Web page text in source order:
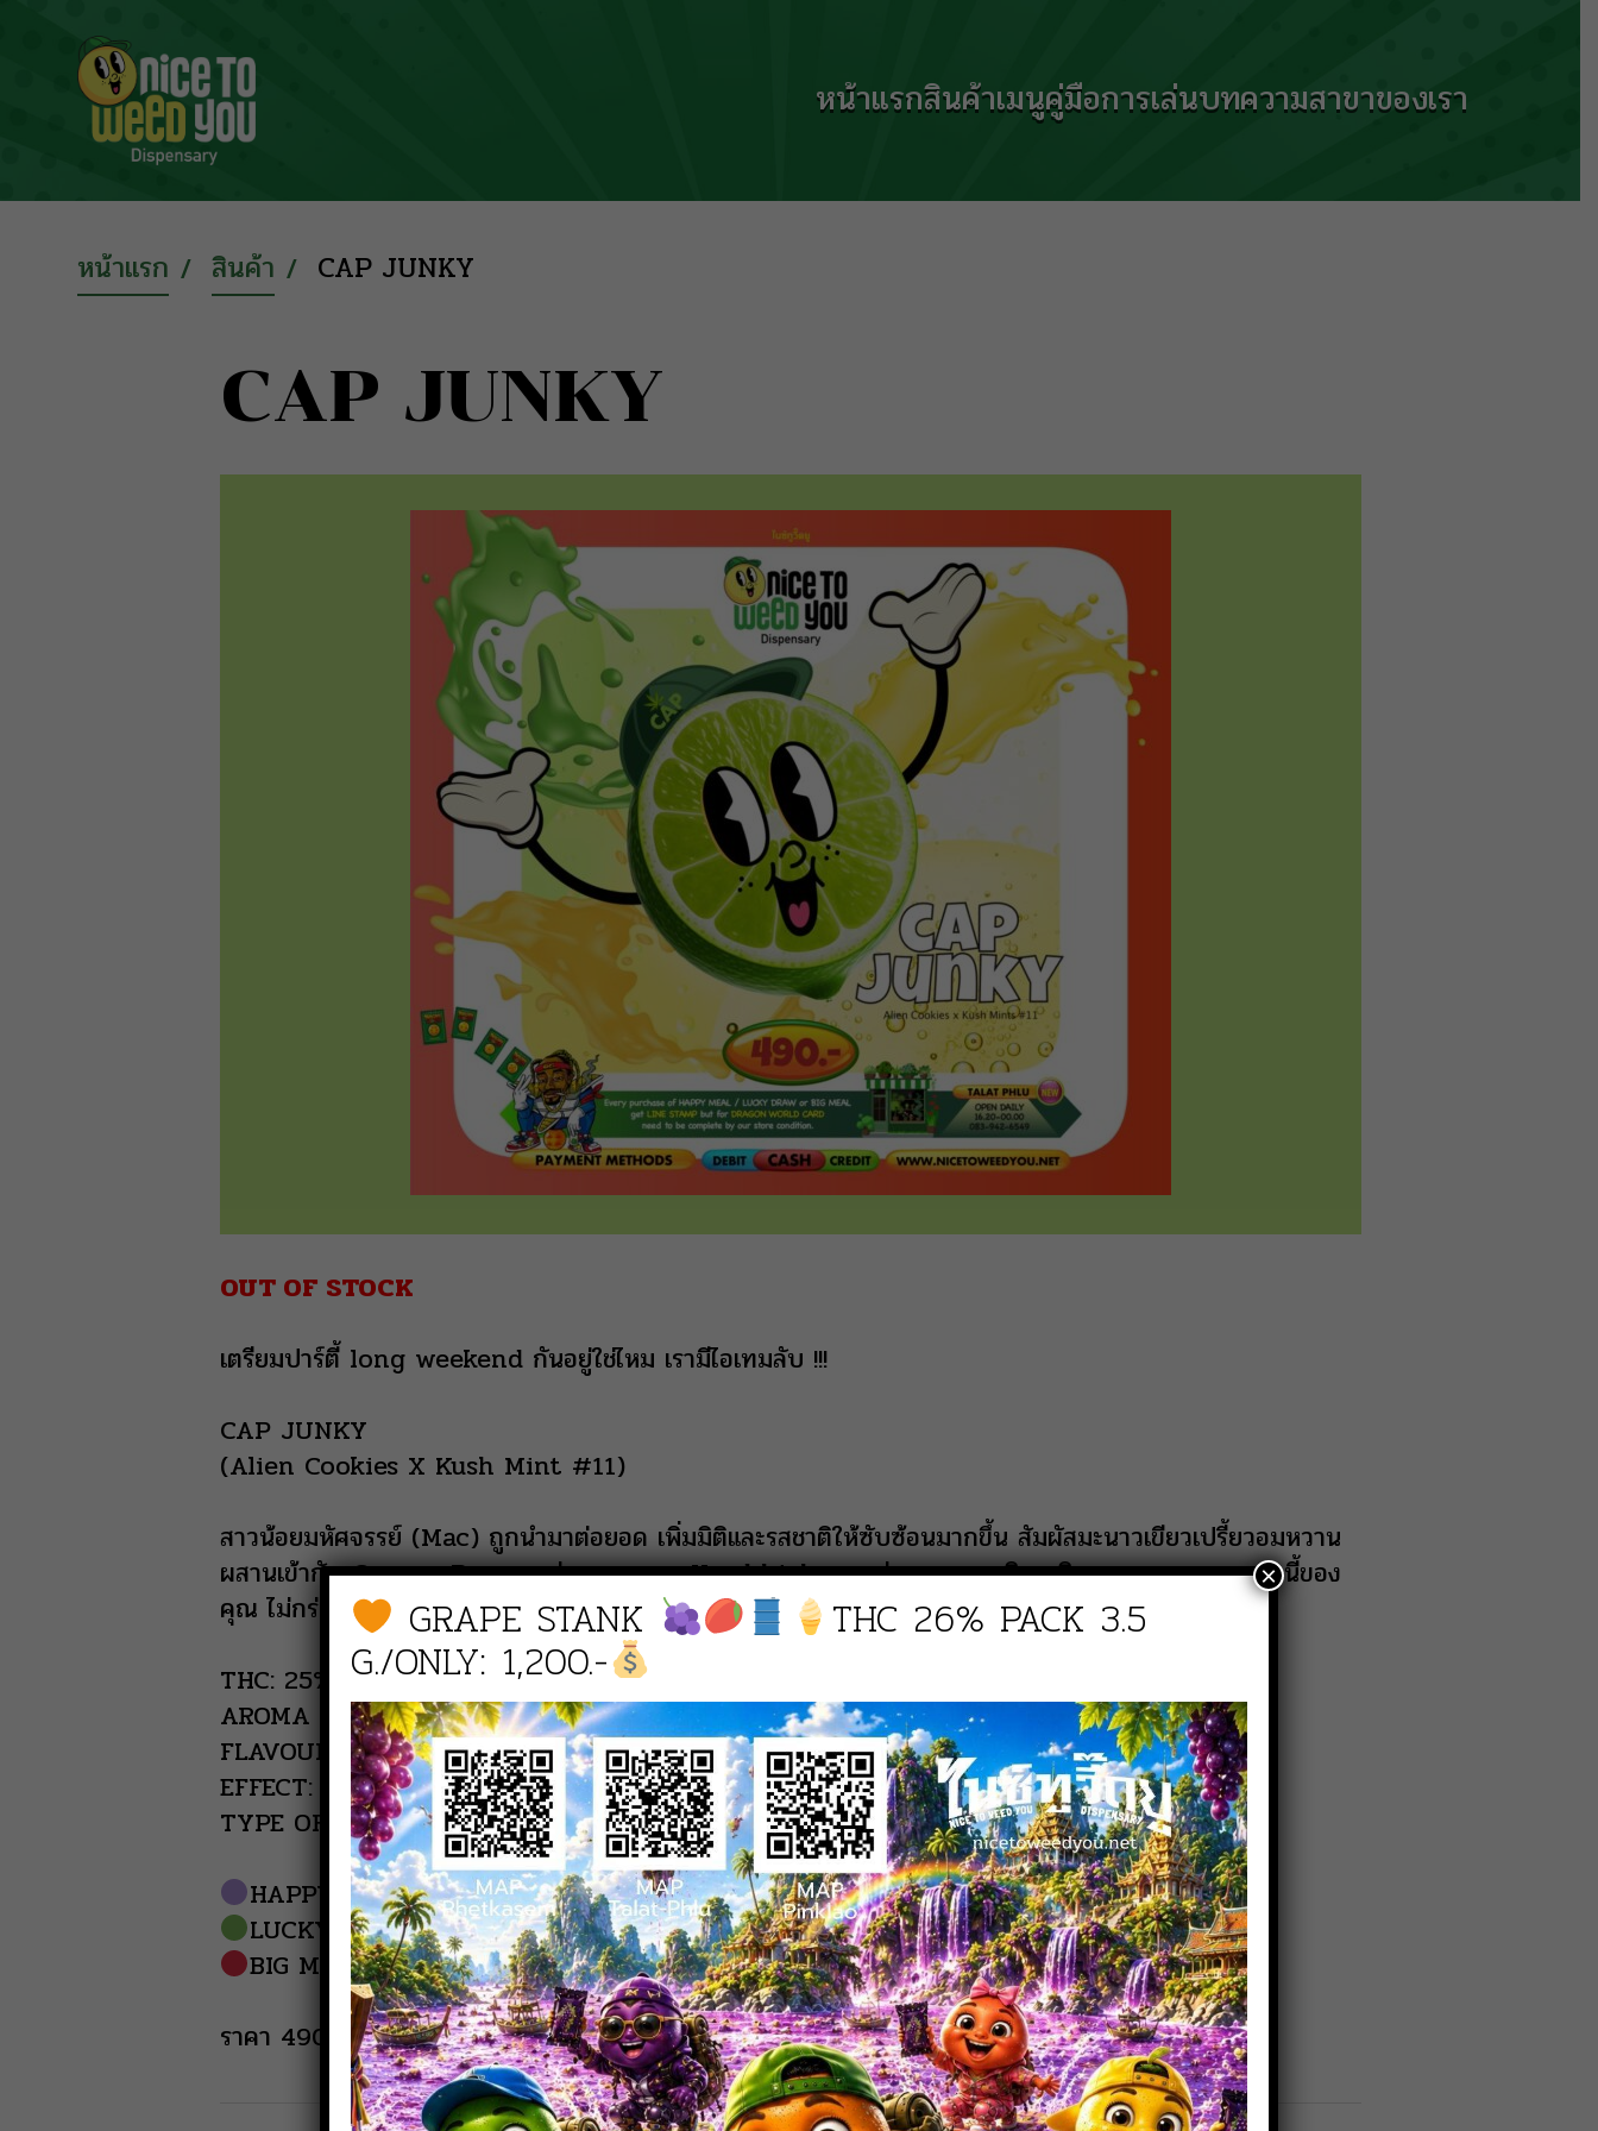
หน้าแรกสินค้าเมนูคู่มือการเล่นบทความสาขาของเรา
หน้าแรก สินค้า CAP JUNKY
CAP JUNKY
OUT OF STOCK
เตรียมปาร์ตี้ long weekend กันอยู่ใช่ไหม เรามีไอเทมลับ !!!
CAP JUNKY
(Alien Cookies X Kush Mint #11)
สาวน้อยมหัศจรรย์ (Mac) ถูกนำมาต่อยอด เพิ่มมิติและรสชาติให้ซับซ้อนมากขึ้น สัมผัสมะนาวเขียวเปรี้ยวอมหวาน
ผสานเข้ากับ Gas และ Pepper อ่อนๆ อาการ Head high แบบพุ่งทะยาน เพลิดเพลินสนุกสนาน หยุดยาวนี้ของ
คุณ ไม่กร่อยอย่างแน่นอน
THC: 25%
AROMA : Lime
FLAVOURS: Sour / Pepper
EFFECT: Energize
TYPE OF HIGH: Head High
HAPPY MEAL (3g free 0.5g)
LUCKY DRAW (5g free 1g)
BIG MEAL (14g Discount 20%)
ราคา 490.-
GRAPE STANK THC 26% PACK 3.5
G./ONLY: 1,200.-
×